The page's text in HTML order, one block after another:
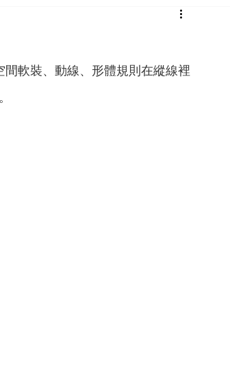
軟裝、動線、形體規則在縱線裡